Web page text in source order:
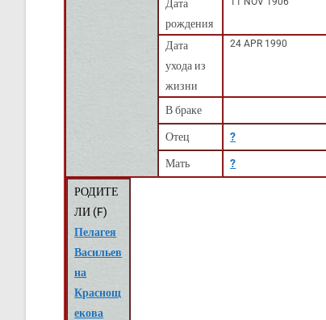
Дата
рождения
Дата
ухода из
жизни
24 APR 1990
В браке
Отец ?
Мать ?
РОДИТЕ
ЛИ (F)
Пелагея
Васильев
на
Краснощ
екова